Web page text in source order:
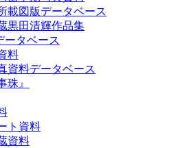
載図版データベース
黒田清輝作品集
ータベース
料
資料データベース
珠』
ト資料
資料